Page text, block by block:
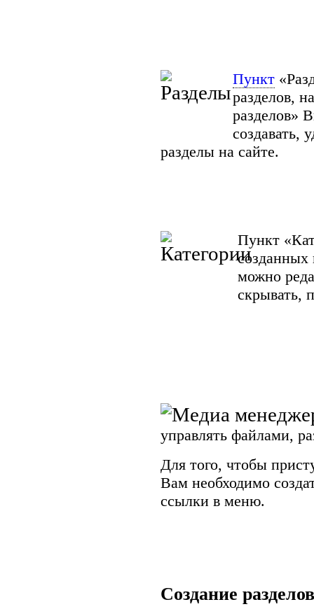
Пункт
разделов,
разделов»
создавать,
разделы на сайте.
Пункт
созданных
можно
скрывать,
управлять файлами,
Для того, чтобы
Вам необходимо
ссылки в меню.
Создание